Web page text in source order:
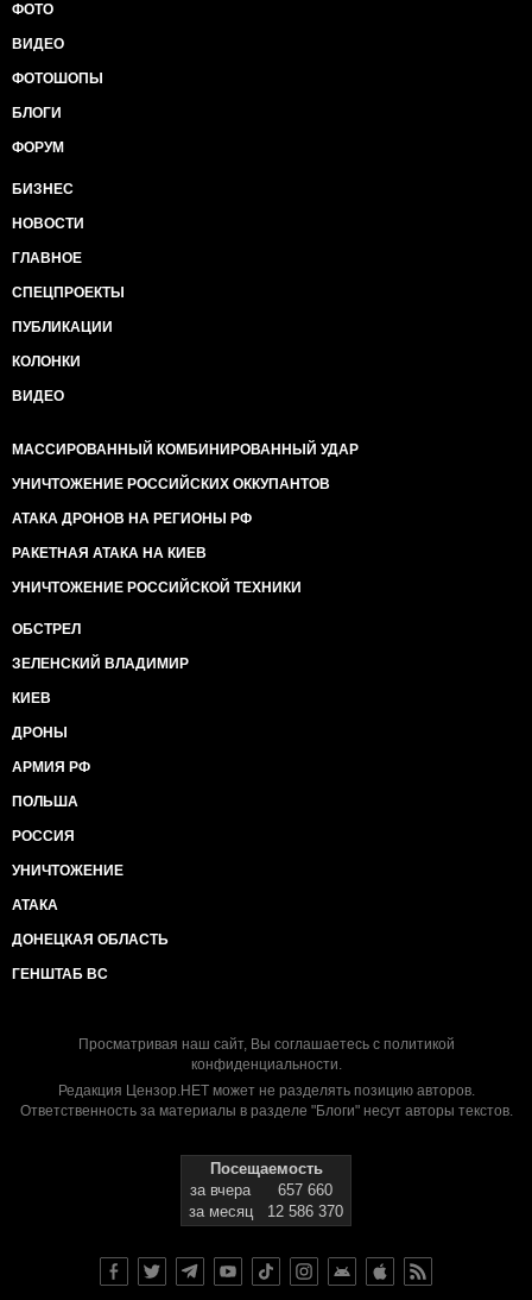
ФОТО
ВИДЕО
ФОТОШОПЫ
БЛОГИ
ФОРУМ
БИЗНЕС
НОВОСТИ
ГЛАВНОЕ
СПЕЦПРОЕКТЫ
ПУБЛИКАЦИИ
КОЛОНКИ
ВИДЕО
МАССИРОВАННЫЙ КОМБИНИРОВАННЫЙ УДАР
УНИЧТОЖЕНИЕ РОССИЙСКИХ ОККУПАНТОВ
АТАКА ДРОНОВ НА РЕГИОНЫ РФ
РАКЕТНАЯ АТАКА НА КИЕВ
УНИЧТОЖЕНИЕ РОССИЙСКОЙ ТЕХНИКИ
ОБСТРЕЛ
ЗЕЛЕНСКИЙ ВЛАДИМИР
КИЕВ
ДРОНЫ
АРМИЯ РФ
ПОЛЬША
РОССИЯ
УНИЧТОЖЕНИЕ
АТАКА
ДОНЕЦКАЯ ОБЛАСТЬ
ГЕНШТАБ ВС
Просматривая наш сайт, Вы соглашаетесь с политикой
конфиденциальности.
Редакция Цензор.НЕТ может не разделять позицию авторов.
Ответственность за материалы в разделе "Блоги" несут авторы текстов.
Посещаемость
за вчера
657 660
за месяц
12 586 370